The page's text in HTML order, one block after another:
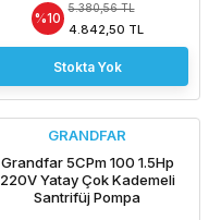
%10
5.380,56 TL
4.842,50 TL
Stokta Yok
GRANDFAR
Grandfar 5CPm 100 1.5Hp
220V Yatay Çok Kademeli
Santrifüj Pompa